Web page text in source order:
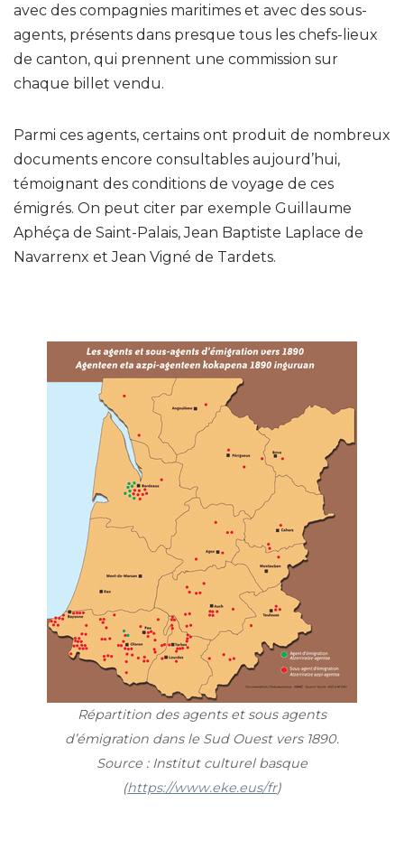
avec des compagnies maritimes et avec des sous-
agents, présents dans presque tous les chefs-lieux
de canton, qui prennent une commission sur
chaque billet vendu.
Parmi ces agents, certains ont produit de nombreux
documents encore consultables aujourd’hui,
témoignant des conditions de voyage de ces
émigrés. On peut citer par exemple Guillaume
Aphéça de Saint-Palais, Jean Baptiste Laplace de
Navarrenx et Jean Vigné de Tardets.
Répartition des agents et sous agents
d’émigration dans le Sud Ouest vers 1890.
Source : Institut culturel basque
(https://www.eke.eus/fr)